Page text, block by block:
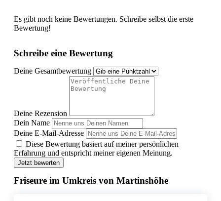
Es gibt noch keine Bewertungen. Schreibe selbst die erste
Bewertung!
Schreibe eine Bewertung
Deine Gesamtbewertung
Deine Rezension
Dein Name
Deine E-Mail-Adresse
Diese Bewertung basiert auf meiner persönlichen
Erfahrung und entspricht meiner eigenen Meinung.
Jetzt bewerten
Friseure im Umkreis von Martinshöhe